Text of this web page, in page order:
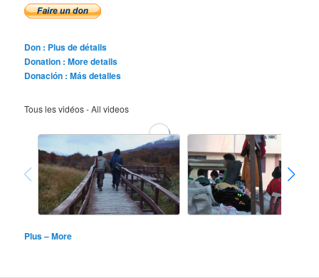
Don : Plus de détails
Donation : More details
Donación : Más detalles
Tous les vidéos - All videos
Plus – More